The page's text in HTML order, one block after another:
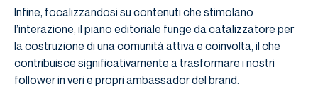
Infine, focalizzandosi su contenuti che stimolano
l’interazione, il piano editoriale funge da catalizzatore per
la costruzione di una comunità attiva e coinvolta, il che
contribuisce significativamente a trasformare i nostri
follower in veri e propri ambassador del brand.